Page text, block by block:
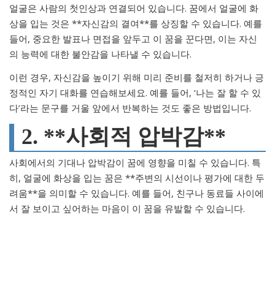
얼굴은 사람의 첫인상과 연결되어 있습니다. 꿈에서 얼굴에 화
상을 입는 것은 **자신감의 결여**를 상징할 수 있습니다. 예를
들어, 중요한 발표나 면접을 앞두고 이 꿈을 꾼다면, 이는 자신
의 능력에 대한 불안감을 나타낼 수 있습니다.
이런 경우, 자신감을 높이기 위해 미리 준비를 철저히 하거나 긍
정적인 자기 대화를 연습해보세요. 예를 들어, ‘나는 잘 할 수 있
다’라는 문구를 거울 앞에서 반복하는 것도 좋은 방법입니다.
2. **사회적 압박감**
사회에서의 기대나 압박감이 꿈에 영향을 미칠 수 있습니다. 특
히, 얼굴에 화상을 입는 꿈은 **주변의 시선이나 평가에 대한 두
려움**을 의미할 수 있습니다. 예를 들어, 친구나 동료들 사이에
서 잘 보이고 싶어하는 마음이 이 꿈을 유발할 수 있습니다.